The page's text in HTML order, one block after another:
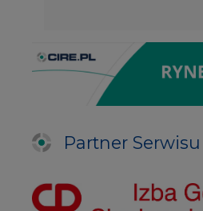
Partner Serwisu